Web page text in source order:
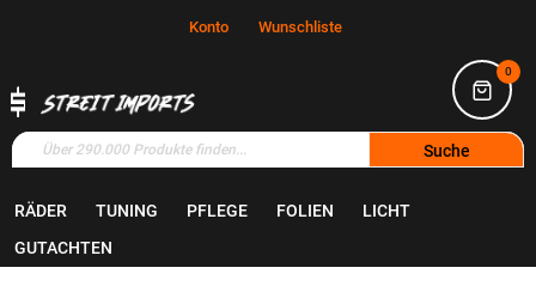
Konto Wunschliste
0
Suche
RÄDER TUNING PFLEGE FOLIEN
LICHT
GUTACHTEN
Zum
Ende